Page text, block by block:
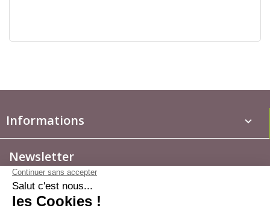
Informations keyboard_arrow_down
Newsletter